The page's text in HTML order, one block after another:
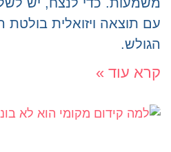
עם תוצאה ויזואלית בולטת
הגולש.
קרא עוד »